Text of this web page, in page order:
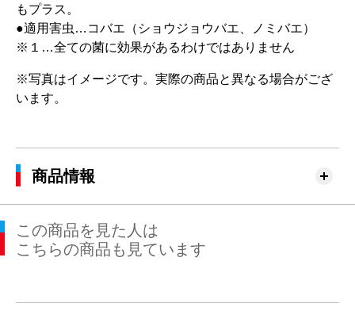
もプラス。
●適用害虫…コバエ（ショウジョウバエ、ノミバエ）
※１…全ての菌に効果があるわけではありません
※写真はイメージです。実際の商品と異なる場合がござ
います。
商品情報
この商品を見た人は
こちらの商品も見ています